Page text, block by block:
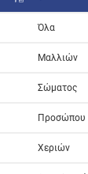
Όλα
Μαλλιών
Σώματος
Προσώπου
Χεριών